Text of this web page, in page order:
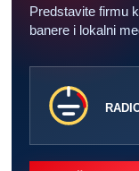
Predstavite firmu
banere i lokalni